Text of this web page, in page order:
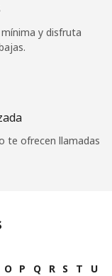
y disfruta
te ofrecen llamadas
O P Q R S T
U